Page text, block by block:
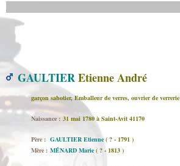
GAULTIEREtienne André
garçon sabotier, Emballeur de verres, ouvrier de verrerie
Naissance : 31 mai 1780 à Saint-Avit 41170
Père : GAULTIER Etienne ( ? - 1791 )
Mère : MÉNARD Marie ( ? - 1813 )